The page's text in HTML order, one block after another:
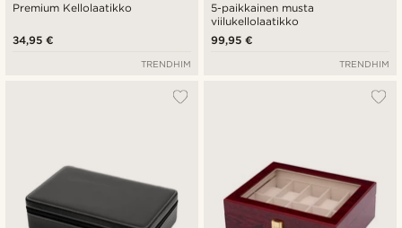
Premium Kellolaatikko
34,95 €
TRENDHIM
5-paikkainen musta
viilukellolaatikko
99,95 €
TRENDHIM